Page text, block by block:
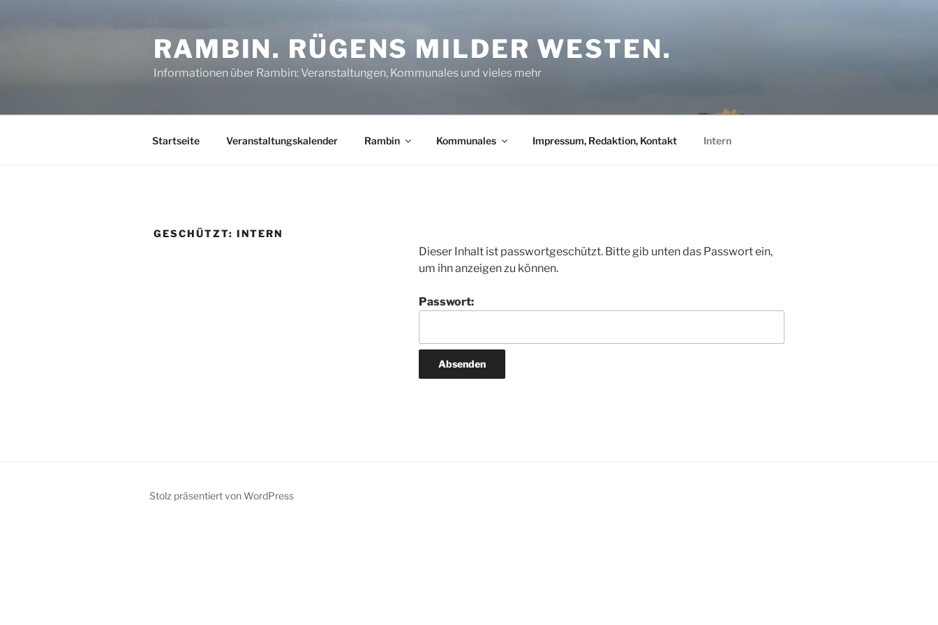
RAMBIN. RÜGENS MILDER WESTEN.
Informationen über Rambin: Veranstaltungen, Kommunales und vieles mehr
Startseite Veranstaltungskalender Rambin Kommunales Impressum, Redaktion, Kontakt Intern
GESCHÜTZT: INTERN
Dieser Inhalt ist passwortgeschützt. Bitte gib unten das Passwort ein,
um ihn anzeigen zu können.
Passwort:
Stolz präsentiert von WordPress